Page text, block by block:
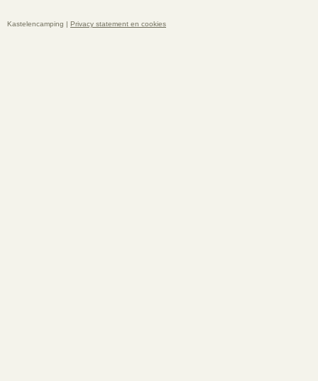
Kastelencamping | Privacy statement en cookies